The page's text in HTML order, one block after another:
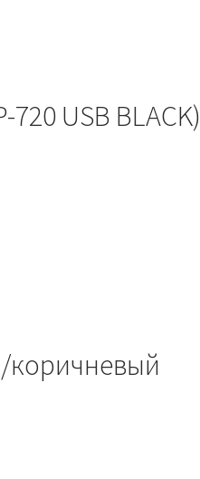
USB BLACK)
коричневый